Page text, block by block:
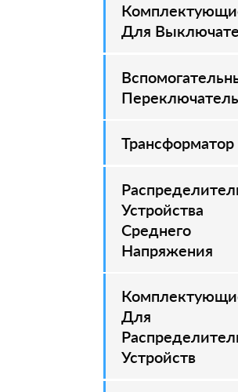
Для
–
Переключатель
–
Трансформатор
Устройства
Среднего
Напряжения
–
Для
Устройств
–